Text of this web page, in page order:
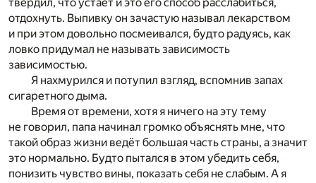
отдохнуть. Выпивку он зачастую называл лекарством
и при этом довольно посмеивался, будто радуясь, как
ловко придумал не называть зависимость
зависимостью.
Я нахмурился и потупил взгляд, вспомнив запах
сигаретного дыма.
Время от времени, хотя я ничего на эту тему
не говорил, папа начинал громко объяснять мне, что
такой образ жизни ведёт большая часть страны, а значит
это нормально. Будто пытался в этом убедить себя,
понизить чувство вины, показать себя не слабым. А я